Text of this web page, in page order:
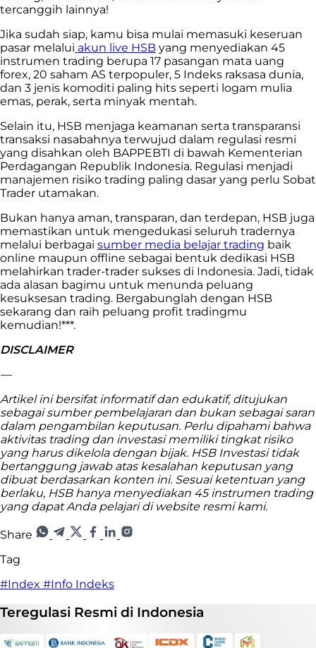
tercanggih lainnya!
Jika sudah siap, kamu bisa mulai memasuki keseruan
pasar melalui akun live HSB yang menyediakan 45
instrumen trading berupa 17 pasangan mata uang
forex, 20 saham AS terpopuler, 5 Indeks raksasa dunia,
dan 3 jenis komoditi paling hits seperti logam mulia
emas, perak, serta minyak mentah.
Selain itu, HSB menjaga keamanan serta transparansi
transaksi nasabahnya terwujud dalam regulasi resmi
yang disahkan oleh BAPPEBTI di bawah Kementerian
Perdagangan Republik Indonesia. Regulasi menjadi
manajemen risiko trading paling dasar yang perlu Sobat
Trader utamakan.
Bukan hanya aman, transparan, dan terdepan, HSB juga
memastikan untuk mengedukasi seluruh tradernya
melalui berbagai sumber media belajar trading baik
online maupun offline sebagai bentuk dedikasi HSB
melahirkan trader-trader sukses di Indonesia. Jadi, tidak
ada alasan bagimu untuk menunda peluang
kesuksesan trading. Bergabunglah dengan HSB
sekarang dan raih peluang profit tradingmu
kemudian!***.
DISCLAIMER
—
Artikel ini bersifat informatif dan edukatif, ditujukan
sebagai sumber pembelajaran dan bukan sebagai saran
dalam pengambilan keputusan. Perlu dipahami bahwa
aktivitas trading dan investasi memiliki tingkat risiko
yang harus dikelola dengan bijak. HSB Investasi tidak
bertanggung jawab atas kesalahan keputusan yang
dibuat berdasarkan konten ini. Sesuai ketentuan yang
berlaku, HSB hanya menyediakan 45 instrumen trading
yang dapat Anda pelajari di website resmi kami.
Share
Tag
#Index #Info Indeks
Teregulasi Resmi di Indonesia